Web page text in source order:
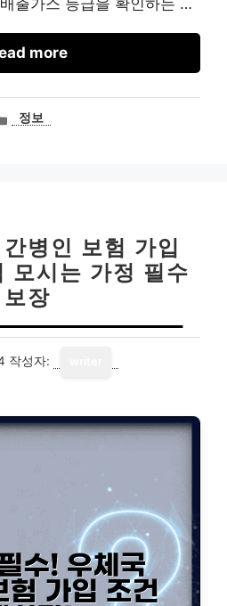
more
카정보
병인 보험 가입
모시는 가정 필수
보장
작성자: